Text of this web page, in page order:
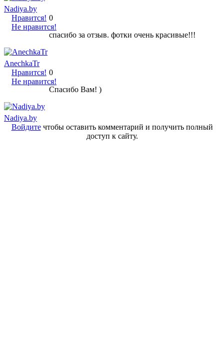
Nadiya.by
Нравится!
Не нравится!
0
спасибо за отзыв. фотки очень красивые!!!
AnechkaTr
Нравится!
Не нравится!
0
Спасибо Вам! )
Nadiya.by
Войдитечтобы оставить комментарий и получить полный
доступ к сайту.